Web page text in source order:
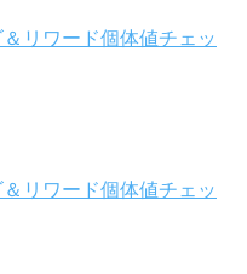
リワード個体値チェッ
リワード個体値チェッ